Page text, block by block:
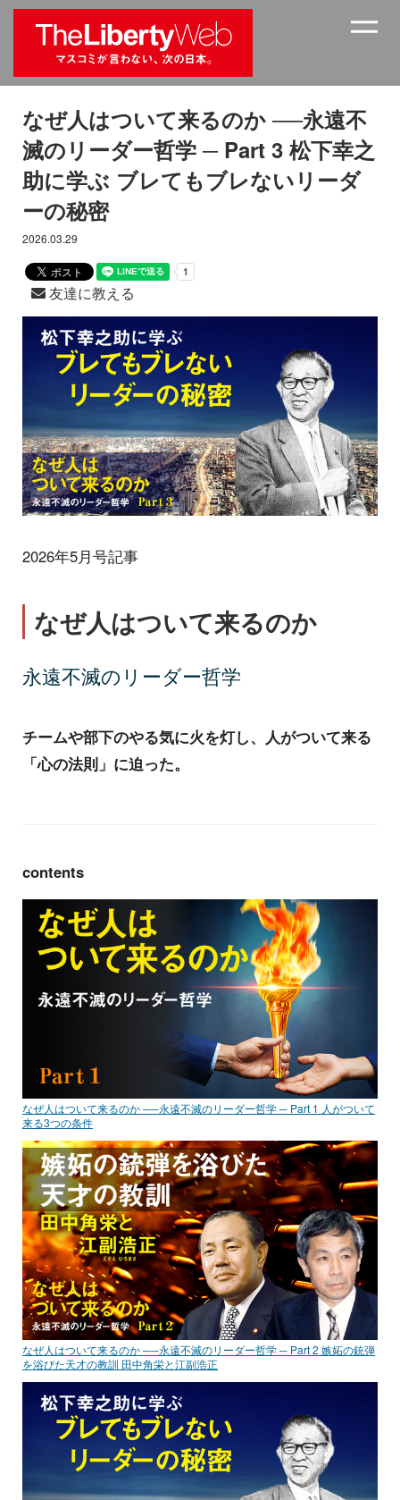
なぜ人はついて来るのか ──永遠不
滅のリーダー哲学 ─ Part 3 松下幸之
助に学ぶ ブレてもブレないリーダ
ーの秘密
2026.03.29
友達に教える
2026年5月号記事
なぜ人はついて来るのか
永遠不滅のリーダー哲学
チームや部下のやる気に火を灯し、人がついて来る
「心の法則」に迫った。
contents
なぜ人はついて来るのか ──永遠不滅のリーダー哲学 ─ Part 1 人がついて
来る3つの条件
なぜ人はついて来るのか ──永遠不滅のリーダー哲学 ─ Part 2 嫉妬の銃弾
を浴びた天才の教訓 田中角栄と江副浩正